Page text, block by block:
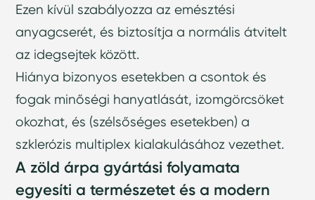
Ezen kívül szabályozza az emésztési
anyagcserét, és biztosítja a normális átvitelt
az idegsejtek között.
Hiánya bizonyos esetekben a csontok és
fogak minőségi hanyatlását, izomgörcsöket
okozhat, és (szélsőséges esetekben) a
szklerózis multiplex kialakulásához vezethet.
A zöld árpa gyártási folyamata
egyesíti a természetet és a modern